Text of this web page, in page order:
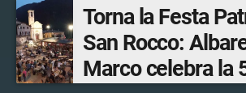
Torna la Festa
San Rocco:
Marco celebra la